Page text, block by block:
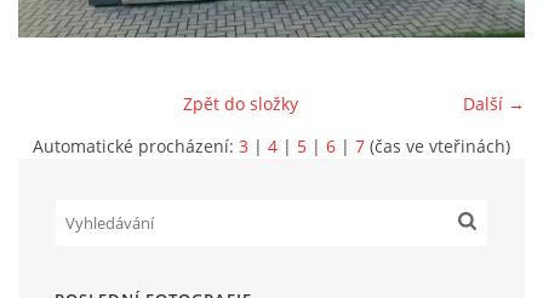
zete@zete.cz
Tisk| Aktualizováno: 22. 9. 2023 Nahoru ↑Další →
Zpět do složky
Automatické procházení: 3 | 4 | 5 | 6 | 7 (čas ve vteřinách)